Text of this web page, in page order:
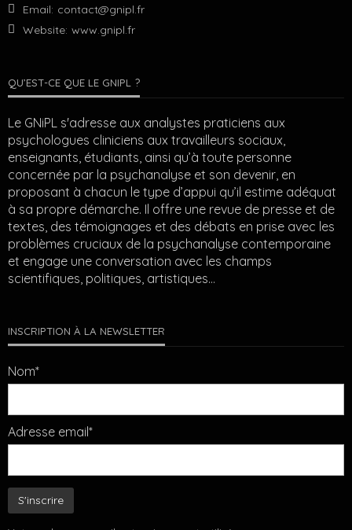
Email: contact@gnipl.fr
Website: www.gnipl.fr
QU’EST-CE QUE LE GNIPL ?
Le GNiPL s'adresse aux analystes praticiens aux
psychologues cliniciens aux travailleurs sociaux,
enseignants, étudiants, ainsi qu’à toute personne
concernée par la psychanalyse et son devenir, en
proposant à chacun le type d’appui qu’il estime adéquat
à sa propre démarche. Il offre une revue de presse et de
textes, des témoignages et des débats en prise avec les
problèmes cruciaux de la psychanalyse contemporaine
et engage une conversation avec les champs
scientifiques, politiques, artistiques…
INSCRIPTION À LA NEWSLETTER
Nom*
Adresse email*